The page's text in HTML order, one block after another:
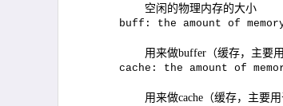
空闲的物理内存的大小
buff: the amount of
用来做buffer （缓存，主要
cache: the amount of
用来做cache （缓存，主要